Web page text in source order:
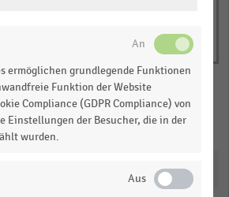
Teilen
ermöglichen grundlegende Funktionen
Funktion der Website
Compliance (GDPR Compliance) von
Einstellungen der Besucher, die in der
wurden.